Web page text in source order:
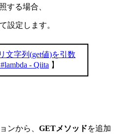
する場合、
設定します。
ンから、 GETメソッドを追加